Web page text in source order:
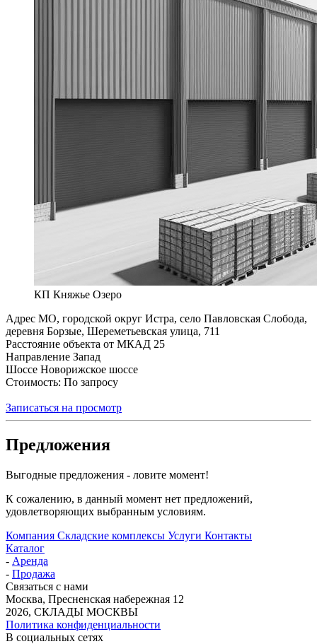
КП Княжье Озеро
Адрес МО, городской округ Истра, село Павловская Слобода,
деревня Борзые, Шереметьевская улица, 711
Расстояние объекта от МКАД 25
Направление Запад
Шоссе Новорижское шоссе
Стоимость: По запросу
Записаться на просмотр
Предложения
Выгодные предложения - ловите момент!
К сожалению, в данный момент нет предложений,
удовлетворяющих выбранным условиям.
Компания Складские комплексы Услуги Контакты
Каталог
- Аренда
- Продажа
Связаться с нами
Москва, Пресненская набережная 12
2026, СКЛАДЫ МОСКВЫ
Политика конфиденциальности
В социальных сетях